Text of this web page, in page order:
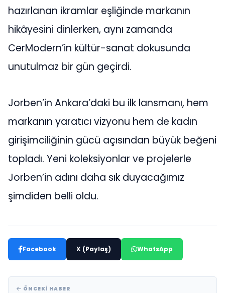
hazırlanan ikramlar eşliğinde markanın
hikâyesini dinlerken, aynı zamanda
CerModern’in kültür-sanat dokusunda
unutulmaz bir gün geçirdi.
Jorben’in Ankara’daki bu ilk lansmanı, hem
markanın yaratıcı vizyonu hem de kadın
girişimciliğinin gücü açısından büyük beğeni
topladı. Yeni koleksiyonlar ve projelerle
Jorben’in adını daha sık duyacağımız
şimdiden belli oldu.
Facebook X (Paylaş) WhatsApp
ÖNCEKI HABER